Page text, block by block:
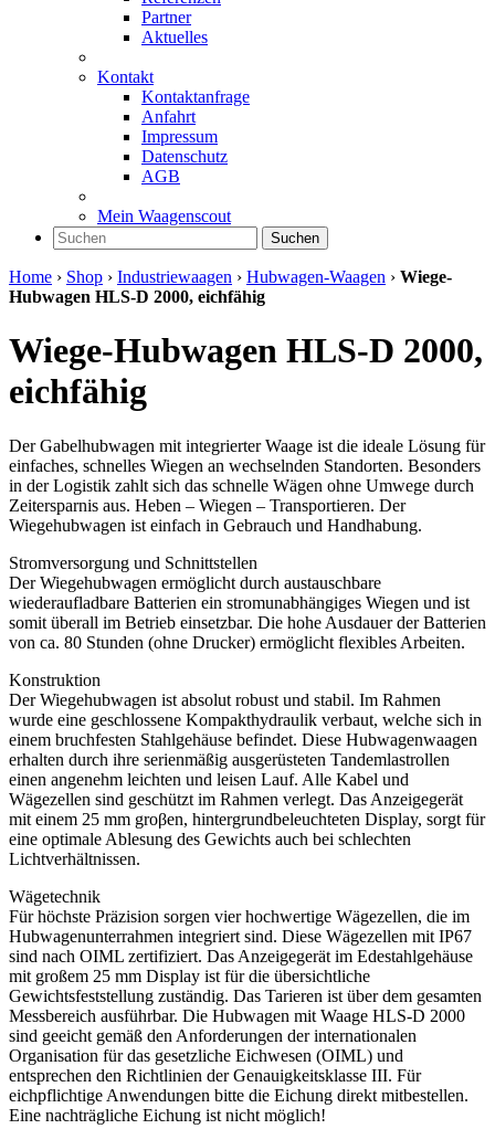
Partner
Aktuelles
Kontakt
Kontaktanfrage
Anfahrt
Impressum
Datenschutz
AGB
Mein Waagenscout
Suchen
Home › Shop › Industriewaagen › Hubwagen-Waagen › Wiege-
Hubwagen HLS-D 2000, eichfähig
Wiege-Hubwagen HLS-D 2000,
eichfähig
Der Gabelhubwagen mit integrierter Waage ist die ideale Lösung für
einfaches, schnelles Wiegen an wechselnden Standorten. Besonders
in der Logistik zahlt sich das schnelle Wägen ohne Umwege durch
Zeitersparnis aus. Heben – Wiegen – Transportieren. Der
Wiegehubwagen ist einfach in Gebrauch und Handhabung.
Stromversorgung und Schnittstellen
Der Wiegehubwagen ermöglicht durch austauschbare
wiederaufladbare Batterien ein stromunabhängiges Wiegen und ist
somit überall im Betrieb einsetzbar. Die hohe Ausdauer der Batterien
von ca. 80 Stunden (ohne Drucker) ermöglicht flexibles Arbeiten.
Konstruktion
Der Wiegehubwagen ist absolut robust und stabil. Im Rahmen
wurde eine geschlossene Kompakthydraulik verbaut, welche sich in
einem bruchfesten Stahlgehäuse befindet. Diese Hubwagenwaagen
erhalten durch ihre serienmäßig ausgerüsteten Tandemlastrollen
einen angenehm leichten und leisen Lauf. Alle Kabel und
Wägezellen sind geschützt im Rahmen verlegt. Das Anzeigegerät
mit einem 25 mm groβen, hintergrundbeleuchteten Display, sorgt für
eine optimale Ablesung des Gewichts auch bei schlechten
Lichtverhältnissen.
Wägetechnik
Für höchste Präzision sorgen vier hochwertige Wägezellen, die im
Hubwagenunterrahmen integriert sind. Diese Wägezellen mit IP67
sind nach OIML zertifiziert. Das Anzeigegerät im Edestahlgehäuse
mit großem 25 mm Display ist für die übersichtliche
Gewichtsfeststellung zuständig. Das Tarieren ist über dem gesamten
Messbereich ausführbar. Die Hubwagen mit Waage HLS-D 2000
sind geeicht gemäß den Anforderungen der internationalen
Organisation für das gesetzliche Eichwesen (OIML) und
entsprechen den Richtlinien der Genauigkeitsklasse III. Für
eichpflichtige Anwendungen bitte die Eichung direkt mitbestellen.
Eine nachträgliche Eichung ist nicht möglich!